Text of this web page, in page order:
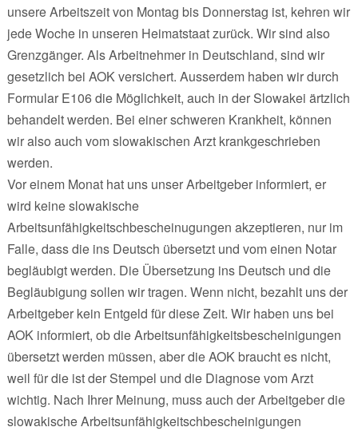
unsere Arbeitszeit von Montag bis Donnerstag ist, kehren wir
jede Woche in unseren Heimatstaat zurück. Wir sind also
Grenzgänger. Als Arbeitnehmer in Deutschland, sind wir
gesetzlich bei AOK versichert. Ausserdem haben wir durch
Formular E106 die Möglichkeit, auch in der Slowakei ärtzlich
behandelt werden. Bei einer schweren Krankheit, können
wir also auch vom slowakischen Arzt krankgeschrieben
werden.
Vor einem Monat hat uns unser Arbeitgeber informiert, er
wird keine slowakische
Arbeitsunfähigkeitschbescheinugungen akzeptieren, nur im
Falle, dass die ins Deutsch übersetzt und vom einen Notar
begläubigt werden. Die Übersetzung ins Deutsch und die
Begläubigung sollen wir tragen. Wenn nicht, bezahlt uns der
Arbeitgeber kein Entgeld für diese Zeit. Wir haben uns bei
AOK informiert, ob die Arbeitsunfähigkeitsbescheinigungen
übersetzt werden müssen, aber die AOK braucht es nicht,
weil für die ist der Stempel und die Diagnose vom Arzt
wichtig. Nach Ihrer Meinung, muss auch der Arbeitgeber die
slowakische Arbeitsunfähigkeitschbescheinigungen